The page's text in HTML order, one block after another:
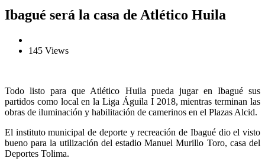
Ibagué será la casa de Atlético Huila
145 Views
Todo listo para que Atlético Huila pueda jugar en Ibagué sus
partidos como local en la Liga Águila I 2018, mientras terminan las
obras de iluminación y habilitación de camerinos en el Plazas Alcid.
El instituto municipal de deporte y recreación de Ibagué dio el visto
bueno para la utilización del estadio Manuel Murillo Toro, casa del
Deportes Tolima.